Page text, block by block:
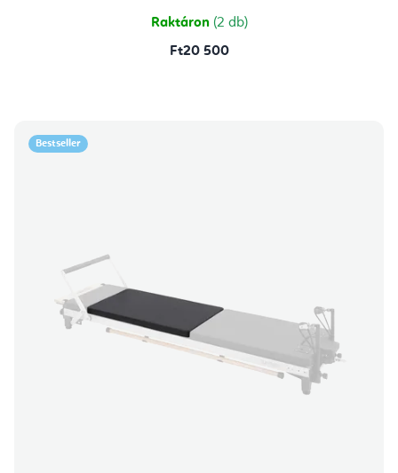
Raktáron (2 db)
Ft20 500
Bestseller